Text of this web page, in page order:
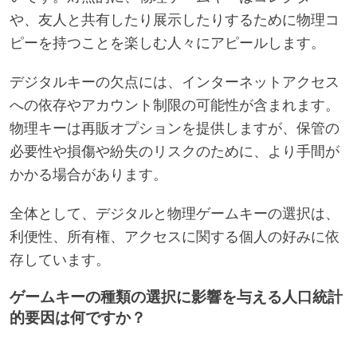
や、友人と共有したり展示したりするために物理コ
ピーを持つことを楽しむ人々にアピールします。
デジタルキーの欠点には、インターネットアクセス
への依存やアカウント制限の可能性が含まれます。
物理キーは再販オプションを提供しますが、保管の
必要性や損傷や紛失のリスクのために、より手間が
かかる場合があります。
全体として、デジタルと物理ゲームキーの選択は、
利便性、所有権、アクセスに関する個人の好みに依
存しています。
ゲームキーの種類の選択に影響を与える人口統計
的要因は何ですか？